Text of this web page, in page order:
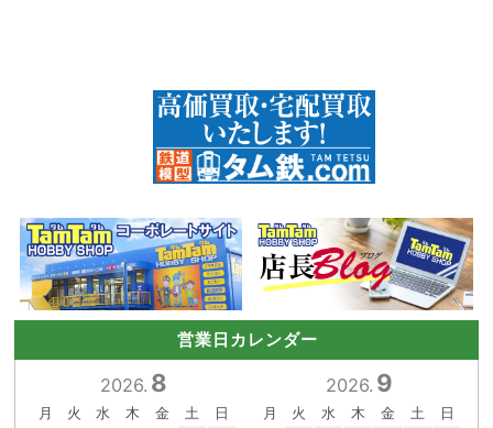
営業日カレンダー
2026. 8
月 火 水 木 金 土
日
2026. 9
月 火 水 木 金 土
日